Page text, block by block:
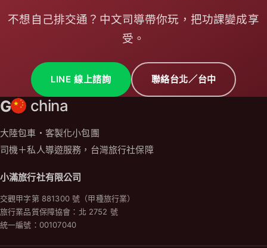
不想自己排交通？中文司導帶你玩，把功課變成享
受。
LINE 線上諮詢 聯絡台北／台中
G china
大陸包車・客製化小包團
司機＋私人導遊服務，台灣旅行社保障
小滿旅行社有限公司
交觀甲字第 881300 號（甲種旅行業）
旅行業品質保障協會：北 2752 號
統一編號：00107040